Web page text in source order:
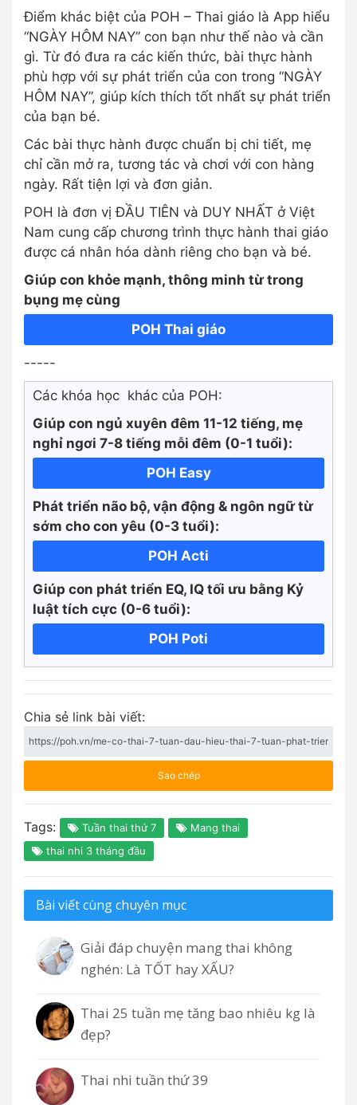
Điểm khác biệt của POH – Thai giáo là App hiểu
“NGÀY HÔM NAY” con bạn như thế nào và cần
gì. Từ đó đưa ra các kiến thức, bài thực hành
phù hợp với sự phát triển của con trong “NGÀY
HÔM NAY”, giúp kích thích tốt nhất sự phát triển
của bạn bé.
Các bài thực hành được chuẩn bị chi tiết, mẹ
chỉ cần mở ra, tương tác và chơi với con hàng
ngày. Rất tiện lợi và đơn giản.
POH là đơn vị ĐẦU TIÊN và DUY NHẤT ở Việt
Nam cung cấp chương trình thực hành thai giáo
được cá nhân hóa dành riêng cho bạn và bé.
Giúp con khỏe mạnh, thông minh từ trong
bụng mẹ cùng
POH Thai giáo
-----
Các khóa học khác của POH:
Giúp con ngủ xuyên đêm 11-12 tiếng, mẹ
nghỉ ngơi 7-8 tiếng mỗi đêm (0-1 tuổi):
POH Easy
Phát triển não bộ, vận động & ngôn ngữ từ
sớm cho con yêu (0-3 tuổi):
POH Acti
Giúp con phát triển EQ, IQ tối ưu bằng Kỷ
luật tích cực (0-6 tuổi):
POH Poti
Chia sẻ link bài viết:
Sao chép
Tags: Tuần thai thứ 7
Mang thai
thai nhi 3 tháng đầu
Bài viết cùng chuyên mục
Giải đáp chuyện mang thai không
nghén: Là TỐT hay XẤU?
Thai 25 tuần mẹ tăng bao nhiêu kg là
đẹp?
Thai nhi tuần thứ 39